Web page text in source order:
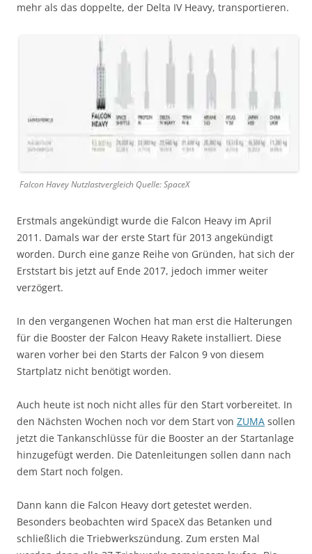
mehr als das doppelte, der Delta IV Heavy, transportieren.
Falcon Havey Nutzlastvergleich Quelle: SpaceX
Erstmals angekündigt wurde die Falcon Heavy im April
2011. Damals war der erste Start für 2013 angekündigt
worden. Durch eine ganze Reihe von Gründen, hat sich der
Erststart bis jetzt auf Ende 2017, jedoch immer weiter
verzögert.
In den vergangenen Wochen hat man erst die Halterungen
für die Booster der Falcon Heavy Rakete installiert. Diese
waren vorher bei den Starts der Falcon 9 von diesem
Startplatz nicht benötigt worden.
Auch heute ist noch nicht alles für den Start vorbereitet. In
den Nächsten Wochen noch vor dem Start von ZUMA sollen
jetzt die Tankanschlüsse für die Booster an der Startanlage
hinzugefügt werden. Die Datenleitungen sollen dann nach
dem Start noch folgen.
Dann kann die Falcon Heavy dort getestet werden.
Besonders beobachten wird SpaceX das Betanken und
schließlich die Triebwerkszündung. Zum ersten Mal